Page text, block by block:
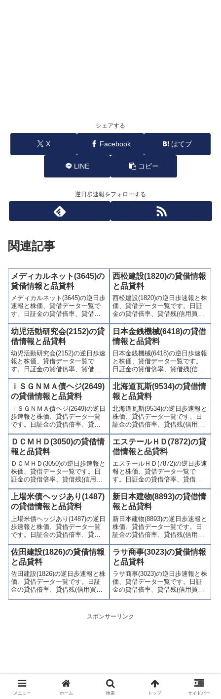
シェアする
X Facebook はてブ
LINE コピー
逆日歩速報をフォローする
関連記事
メディカルネット(3645)の
貸借情報と品貸料
メディカルネット(3645)の逆日歩
速報と株価、貸借データ一覧で
す。日証金の貸借倍率、貸借残
(信用買残、信用売残)、品貸料
(逆日歩)、東証の週末残高、規制
(注意喚起・申込停止)など、空売
り関連情報を集計し、図解でわ
かりやすくまとめて掲載してい
ます。
西松建設(1820)の貸借情報
と品貸料
西松建設(1820)の逆日歩速報と株
価、貸借データ一覧です。日証
金の貸借倍率、貸借残(信用買
残、信用売残)、品貸料(逆日
歩)、東証の週末残高、規制(注意
喚起・申込停止)など、空売り関
連情報を集計し、図解でわかり
やすくまとめて掲載していま
す。
幼児活動研究会(2152)の貸
借情報と品貸料
幼児活動研究会(2152)の逆日歩速
報と株価、貸借データ一覧で
す。日証金の貸借倍率、貸借残
(信用買残、信用売残)、品貸料
(逆日歩)、東証の週末残高、規制
(注意喚起・申込停止)など、空売
り関連情報を集計し、図解でわ
かりやすくまとめて掲載してい
ます。
日本金銭機械(6418)の貸借
情報と品貸料
日本金銭機械(6418)の逆日歩速報
と株価、貸借データ一覧です。
日証金の貸借倍率、貸借残(信用
買残、信用売残)、品貸料(逆日
歩)、東証の週末残高、規制(注意
喚起・申込停止)など、空売り関
連情報を集計し、図解でわかり
やすくまとめて掲載していま
す。
ｉＳＧＮＭＡ債ヘジ(2649)
の貸借情報と品貸料
ｉＳＧＮＭＡ債ヘジ(2649)の逆日
歩速報と株価、貸借データ一覧
です。日証金の貸借倍率、貸借
残(信用買残、信用売残)、品貸料
(逆日歩)、東証の週末残高、規制
(注意喚起・申込停止)など、空売
り関連情報を集計し、図解でわ
かりやすくまとめて掲載してい
ます。
北海道瓦斯(9534)の貸借情
報と品貸料
北海道瓦斯(9534)の逆日歩速報と
株価、貸借データ一覧です。日
証金の貸借倍率、貸借残(信用買
残、信用売残)、品貸料(逆日
歩)、東証の週末残高、規制(注意
喚起・申込停止)など、空売り関
連情報を集計し、図解でわかり
やすくまとめて掲載していま
す。
ＤＣＭＨＤ(3050)の貸借情
報と品貸料
ＤＣＭＨＤ(3050)の逆日歩速報と
株価、貸借データ一覧です。日
証金の貸借倍率、貸借残(信用買
残、信用売残)、品貸料(逆日
歩)、東証の週末残高、規制(注意
喚起・申込停止)など、空売り関
連情報を集計し、図解でわかり
やすくまとめて掲載していま
す。
エステールＨＤ(7872)の貸
借情報と品貸料
エステールＨＤ(7872)の逆日歩速
報と株価、貸借データ一覧で
す。日証金の貸借倍率、貸借残
(信用買残、信用売残)、品貸料
(逆日歩)、東証の週末残高、規制
(注意喚起・申込停止)など、空売
り関連情報を集計し、図解でわ
かりやすくまとめて掲載してい
ます。
上場米債ヘッジあり(1487)
の貸借情報と品貸料
上場米債ヘッジあり(1487)の逆日
歩速報と株価、貸借データ一覧
です。日証金の貸借倍率、貸借
残(信用買残、信用売残)、品貸料
(逆日歩)、東証の週末残高、規制
(注意喚起・申込停止)など、空売
り関連情報を集計し、図解でわ
かりやすくまとめて掲載してい
ます。
新日本建物(8893)の貸借情
報と品貸料
新日本建物(8893)の逆日歩速報と
株価、貸借データ一覧です。日
証金の貸借倍率、貸借残(信用買
残、信用売残)、品貸料(逆日
歩)、東証の週末残高、規制(注意
喚起・申込停止)など、空売り関
連情報を集計し、図解でわかり
やすくまとめて掲載していま
す。
佐田建設(1826)の貸借情報
と品貸料
佐田建設(1826)の逆日歩速報と株
価、貸借データ一覧です。日証
金の貸借倍率、貸借残(信用買
残、信用売残)、品貸料(逆日
喚起・申込停止)など、空売り関
連情報を集計し、図解でわかり
ラサ商事(3023)の貸借情報
と品貸料
ラサ商事(3023)の逆日歩速報と株
価、貸借データ一覧です。日証
金の貸借倍率、貸借残(信用買
残、信用売残)、品貸料(逆日
喚起・申込停止)など、空売り関
連情報を集計し、図解でわかり
スポンサーリンク
メニュー ホーム 検索 トップ サイドバー